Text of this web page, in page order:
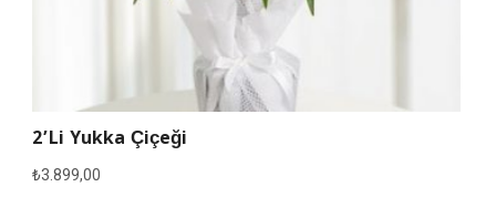
2’li Yukka Çiçeği
₺3.899,00